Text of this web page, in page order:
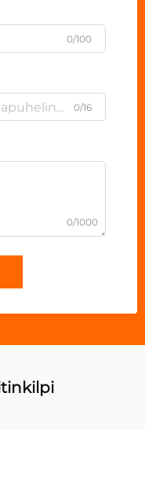
0/100
0/16
0/1000